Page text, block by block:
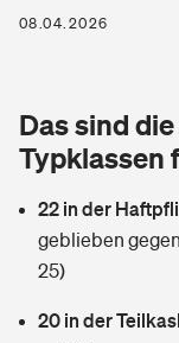
Zur Übersicht
Tools
Wer versichert
Sie haben Fragen?
Glasversicherung
Kinderinvalidität
Private
Dread-Disease-
Zur Übersicht
08.04.2026
Das sind
Typklassen
22 in der
geblieben
25)
20 in der